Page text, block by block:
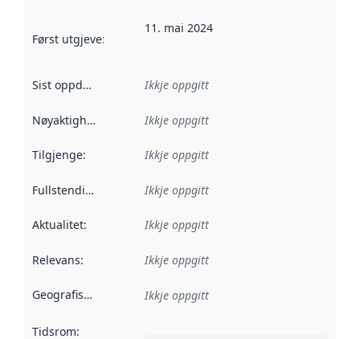
Først utgjeve:
11. mai 2024
Sist oppdatert Ikkje oppgitt
Nøyaktigheit Ikkje oppgitt
Tilgjenge: Ikkje oppgitt
Fullstendigheit Ikkje oppgitt
Aktualitet: Ikkje oppgitt
Relevans: Ikkje oppgitt
Geografisk område Ikkje oppgitt
Tidsrom: